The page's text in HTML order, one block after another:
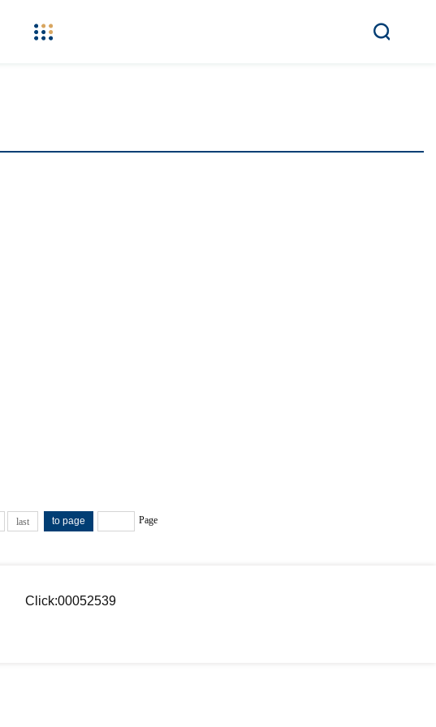
last Page
Click:00052539